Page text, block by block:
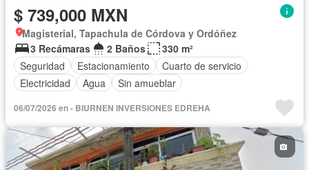
$ 739,000 MXN
Magisterial, Tapachula de Córdova y Ordóñez
3 Recámaras
2 Baños
330 m²
Seguridad
Estacionamiento
Cuarto de servicio
Electricidad
Agua Sin amueblar
06/07/2026 en - BIURNEN INVERSIONES EDREHA